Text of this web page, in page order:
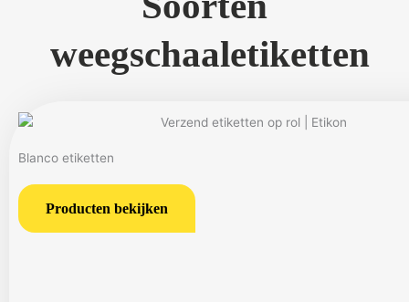
weegschaaletiketten
Blanco etiketten
Producten bekijken